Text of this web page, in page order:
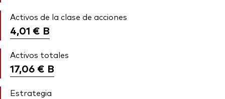
Activos de la clase de acciones
4,01 € B
Activos totales
17,06 € B
Estrategia